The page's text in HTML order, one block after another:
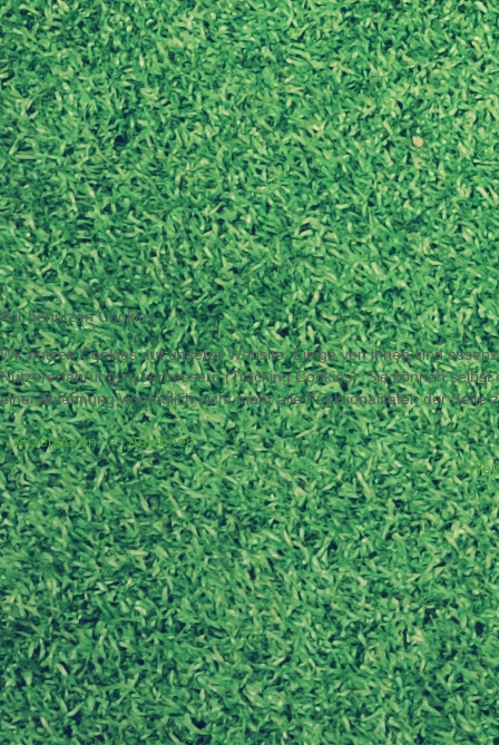
Wir benutzen Cookies
Wir nutzen Cookies auf unserer Website. Einige von ihnen sind
Nutzererfahrung zu verbessern (Tracking Cookies). Sie können
einer Ablehnung womöglich nicht mehr alle Funktionalitäten der Seite
Akzeptieren
Ablehnen